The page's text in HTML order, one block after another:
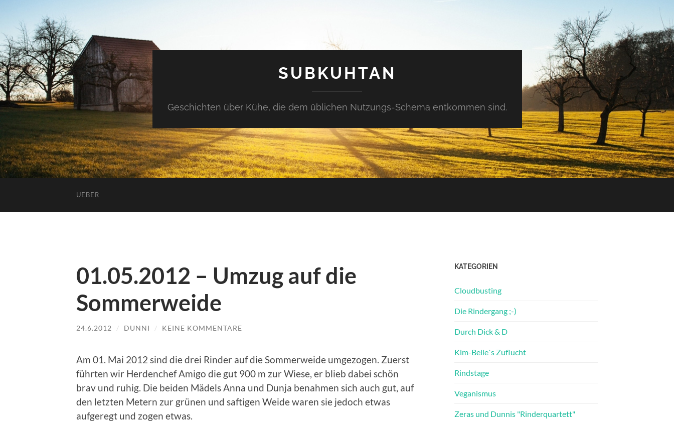
SUBKUHTAN
Geschichten über Kühe, die dem üblichen Nutzungs-Schema entkommen sind.
UEBER
01.05.2012 – Umzug auf die
Sommerweide
24.6.2012 / DUNNI / KEINE KOMMENTARE
Am 01. Mai 2012 sind die drei Rinder auf die Sommerweide umgezogen. Zuerst
führten wir Herdenchef Amigo die gut 900 m zur Wiese, er blieb dabei schön
brav und ruhig. Die beiden Mädels Anna und Dunja benahmen sich auch gut, auf
den letzten Metern zur grünen und saftigen Weide waren sie jedoch etwas
aufgeregt und zogen etwas.
KATEGORIEN
Cloudbusting
Die Rindergang ;-)
Durch Dick & D
Kim-Belle`s Zuflucht
Rindstage
Veganismus
Zeras und Dunnis "Rinderquartett"